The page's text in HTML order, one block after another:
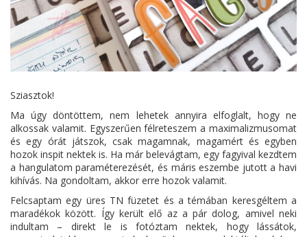
Sziasztok!
Ma úgy döntöttem, nem lehetek annyira elfoglalt, hogy ne
alkossak valamit. Egyszerűen félreteszem a maximalizmusomat
és egy órát játszok, csak magamnak, magamért és egyben
hozok inspit nektek is. Ha már belevágtam, egy fagyival kezdtem
a hangulatom paraméterezését, és máris eszembe jutott a havi
kihívás. Na gondoltam, akkor erre hozok valamit.
Felcsaptam egy üres TN füzetet és a témában keresgéltem a
maradékok között. Így került elő az a pár dolog, amivel neki
indultam – direkt le is fotóztam nektek, hogy lássátok,